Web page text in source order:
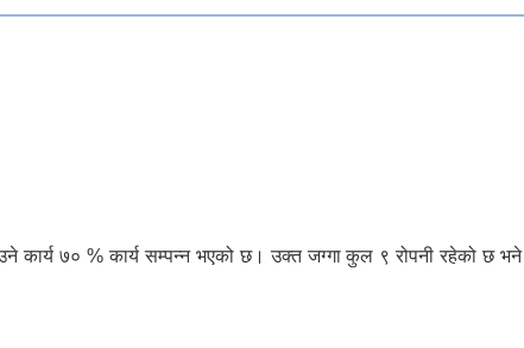
कार्य ७० % कार्य सम्पन्न भएको छ। उक्त जग्गा कुल ९ रोपनी रहेको छ